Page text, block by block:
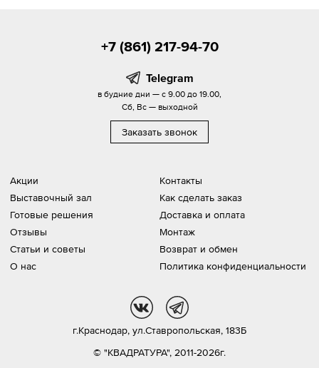
Акции
Выставочный зал
Готовые решения
Отзывы
Статьи и советы
О нас
Контакты
Как сделать заказ
Доставка и оплата
Монтаж
Возврат и обмен
Политика конфиденциальности
+7 (861) 217-94-70
Telegram
в будние дни — с 9.00 до 19.00,
Сб, Вс — выходной
Заказать звонок
© "КВАДРАТУРА", 2011-2026г.
г.Краснодар, ул.Ставропольская, 183Б
vk